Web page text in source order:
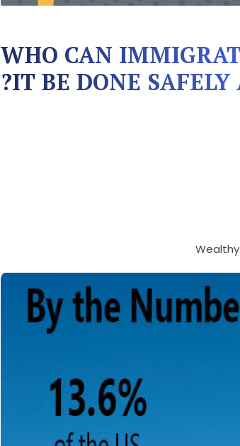
WHO CAN
IT BE DONE SAFELY